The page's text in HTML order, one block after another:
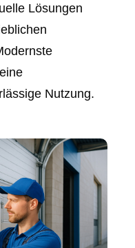
Lösungen
Nutzung.